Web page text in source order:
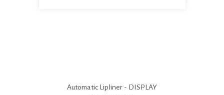
Automatic Lipliner - DISPLAY